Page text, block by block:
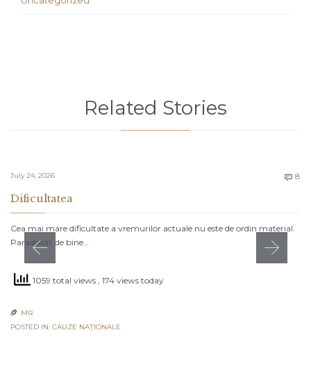
Related Stories
July 24, 2026  8
Dificultatea
Cea mai mare dificultate a vremurilor actuale nu este de ordin material.
Paradoxal, de bine…
1059 total views , 174 views today
 MR
POSTED IN: CAUZE NAŢIONALE